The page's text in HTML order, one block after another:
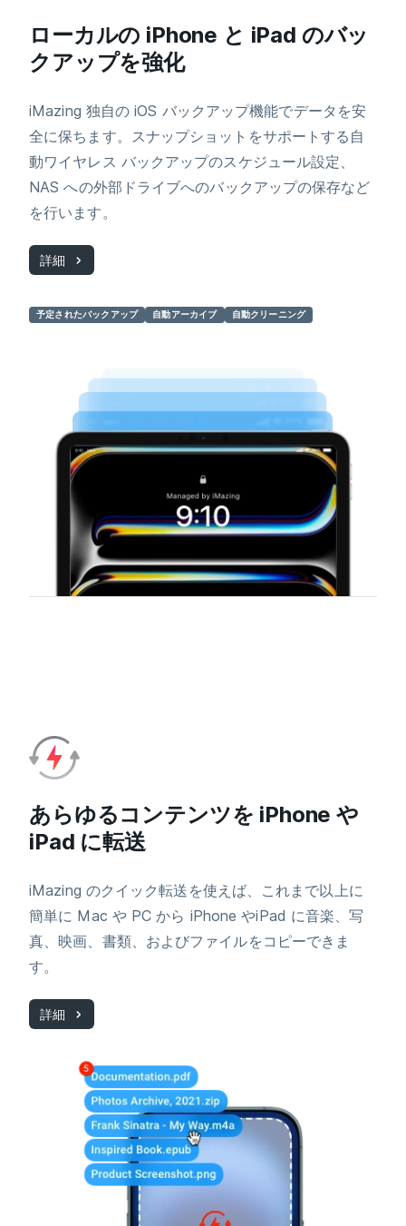
ローカルの iPhone と iPad のバッ
クアップを強化
iMazing 独自の iOS バックアップ機能でデータを安
全に保ちます。スナップショットをサポートする自
動ワイヤレス バックアップのスケジュール設定、
NAS への外部ドライブへのバックアップの保存など
を行います。
詳細
予定されたバックアップ 自動アーカイブ 自動クリーニング
あらゆるコンテンツを iPhone や
iPad に転送
iMazing のクイック転送を使えば、これまで以上に
簡単に Mac や PC から iPhone やiPad に音楽、写
真、映画、書類、およびファイルをコピーできま
す。
詳細